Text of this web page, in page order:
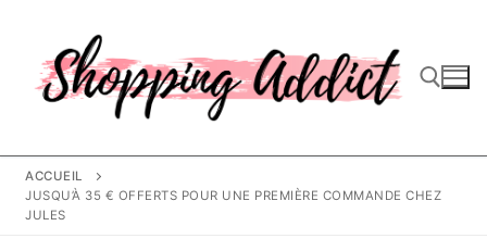
contenu
ACCUEIL
JUSQU’À 35 € OFFERTS POUR UNE PREMIÈRE COMMANDE CHEZ
JULES